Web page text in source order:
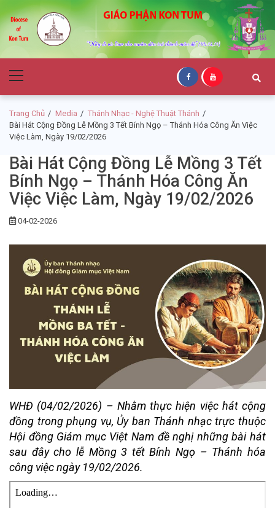
to
navigation
to
content
Giáo Phận Kon
Tum
Menu
Trang Chủ Media
Thánh Nhạc - Nghệ Thuật Thánh
Bài Hát Cộng Đồng Lễ Mồng 3 Tết Bính Ngọ – Thánh Hóa Công Ăn Việc
Việc Làm, Ngày 19/02/2026
Bài Hát Cộng Đồng Lễ Mồng 3 Tết
Bính Ngọ – Thánh Hóa Công Ăn
Việc Việc Làm, Ngày 19/02/2026
04-02-2026
WHĐ (04/02/2026) – Nhằm thực hiện việc hát cộng
đồng trong phụng vụ, Ủy ban Thánh nhạc trực thuộc
Hội đồng Giám mục Việt Nam đề nghị những bài hát
sau đây cho lễ Mồng 3 tết Bính Ngọ – Thánh hóa
công việc ngày 19/02/2026.